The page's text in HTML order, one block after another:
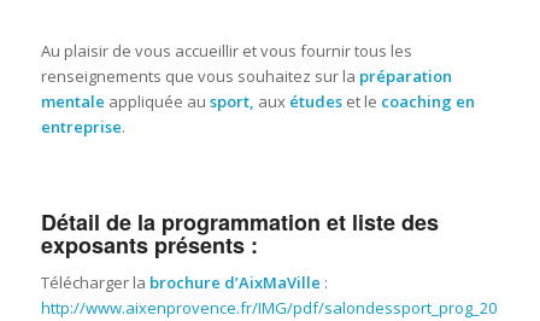
Au plaisir de vous accueillir et vous fournir tous les
renseignements que vous souhaitez sur la préparation
mentale appliquée au sport, aux étudeset le coaching en
entreprise.
Détail de la programmation et liste des
exposants présents :
Télécharger la brochure d’AixMaVille :
http://www.aixenprovence.fr/IMG/pdf/